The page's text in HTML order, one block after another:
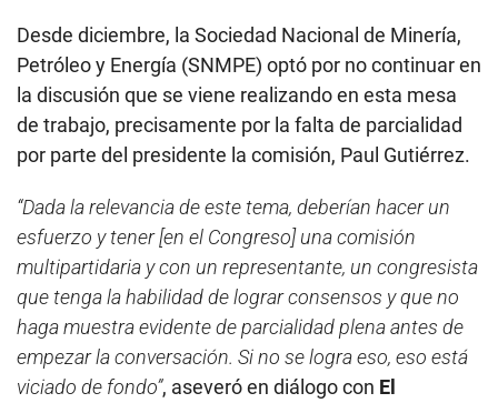
Desde diciembre, la Sociedad Nacional de Minería,
Petróleo y Energía (SNMPE) optó por no continuar en
la discusión que se viene realizando en esta mesa
de trabajo, precisamente por la falta de parcialidad
por parte del presidente la comisión, Paul Gutiérrez.
“Dada la relevancia de este tema, deberían hacer un
esfuerzo y tener [en el Congreso] una comisión
multipartidaria y con un representante, un congresista
que tenga la habilidad de lograr consensos y que no
haga muestra evidente de parcialidad plena antes de
empezar la conversación. Si no se logra eso, eso está
viciado de fondo”, aseveró en diálogo con El